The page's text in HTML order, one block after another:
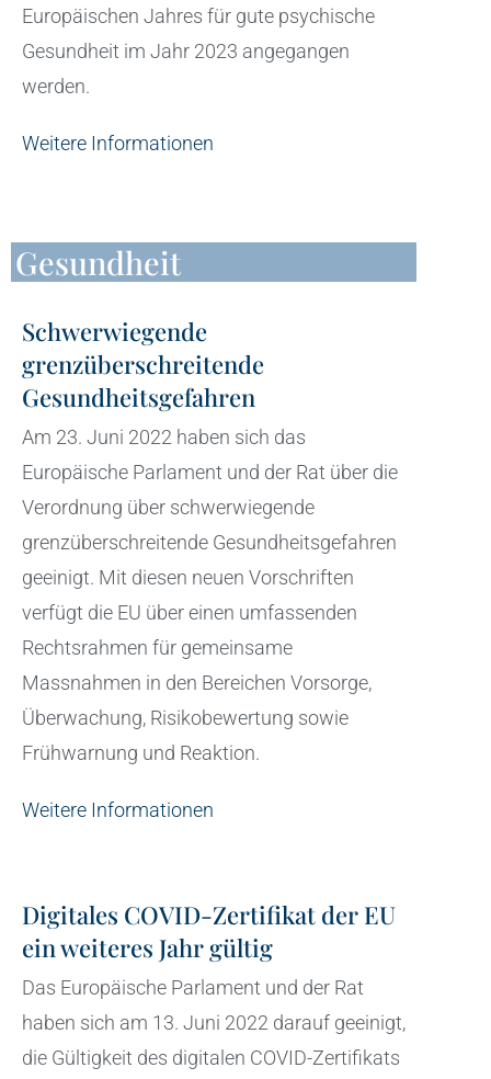
Europäischen Jahres für gute psychische
Gesundheit im Jahr 2023 angegangen
werden.
Weitere Informationen
Gesundheit
Schwerwiegende
grenzüberschreitende
Gesundheitsgefahren
Am 23. Juni 2022 haben sich das
Europäische Parlament und der Rat über die
Verordnung über schwerwiegende
grenzüberschreitende Gesundheitsgefahren
geeinigt. Mit diesen neuen Vorschriften
verfügt die EU über einen umfassenden
Rechtsrahmen für gemeinsame
Massnahmen in den Bereichen Vorsorge,
Überwachung, Risikobewertung sowie
Frühwarnung und Reaktion.
Weitere Informationen
Digitales COVID-Zertifikat der EU
ein weiteres Jahr gültig
Das Europäische Parlament und der Rat
haben sich am 13. Juni 2022 darauf geeinigt,
die Gültigkeit des digitalen COVID-Zertifikats